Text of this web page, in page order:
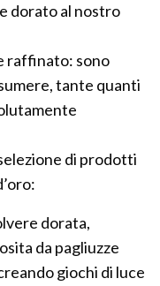
dorato al nostro
raffinato: sono
tante quanti
di prodotti
dorata,
da pagliuzze
giochi di luce